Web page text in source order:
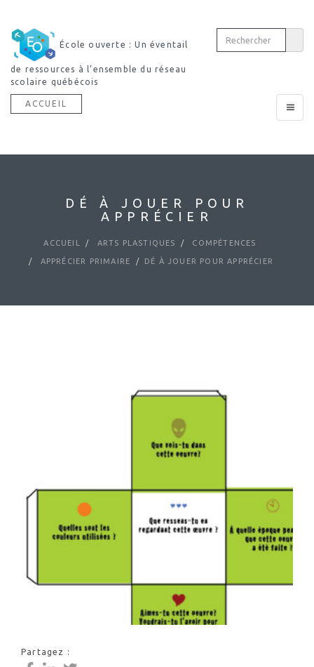
École ouverte : Un éventail
de ressources à l’ensemble du réseau
scolaire québécois
Toggle
ACCUEIL
DÉ À JOUER POUR
APPRÉCIER
ACCUEIL ARTS PLASTIQUES COMPÉTENCES
APPRÉCIER PRIMAIRE DÉ À JOUER POUR APPRÉCIER
Partagez :